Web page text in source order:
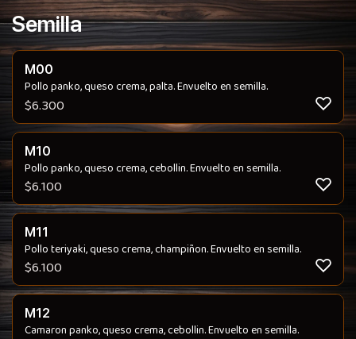
Semilla
M00
Pollo panko, queso crema, palta. Envuelto en semilla.
$6.300
M10
Pollo panko, queso crema, cebollin. Envuelto en semilla.
$6.100
M11
Pollo teriyaki, queso crema, champiñon. Envuelto en semilla.
$6.100
M12
Camaron panko, queso crema, cebollin. Envuelto en semilla.